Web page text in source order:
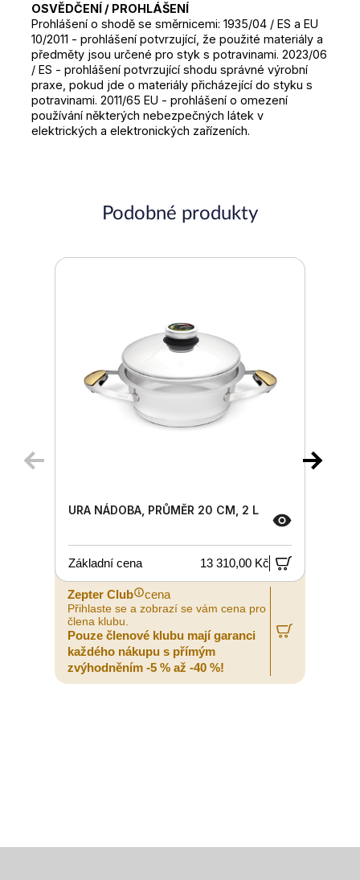
OSVĚDČENÍ / PROHLÁŠENÍ
Prohlášení o shodě se směrnicemi: 1935/04 / ES a EU
10/2011 - prohlášení potvrzující, že použité materiály a
předměty jsou určené pro styk s potravinami. 2023/06
/ ES - prohlášení potvrzující shodu správné výrobní
praxe, pokud jde o materiály přicházející do styku s
potravinami. 2011/65 EU - prohlášení o omezení
používání některých nebezpečných látek v
elektrických a elektronických zařízeních.
Podobné produkty
URA NÁDOBA, PRŮMĚR 20 CM, 2 L
Základní cena 13 310,00 Kč
Zepter Club cena
Přihlaste se a zobrazí se vám cena pro
člena klubu.
Pouze členové klubu mají garanci
každého nákupu s přímým
zvýhodněním -5 % až -40 %!